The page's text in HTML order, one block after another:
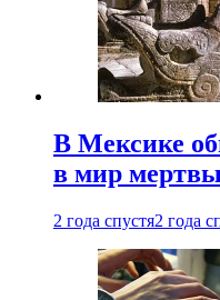
В Мексике
в мир
2 года спустя2 года